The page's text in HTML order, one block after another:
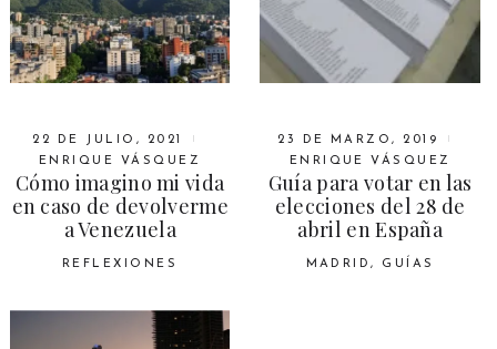
22 DE JULIO, 2021
ENRIQUE VÁSQUEZ
Cómo imagino mi vida
en caso de devolverme
a Venezuela
REFLEXIONES
23 DE MARZO, 2019
ENRIQUE VÁSQUEZ
Guía para votar en las
elecciones del 28 de
abril en España
MADRID, GUÍAS